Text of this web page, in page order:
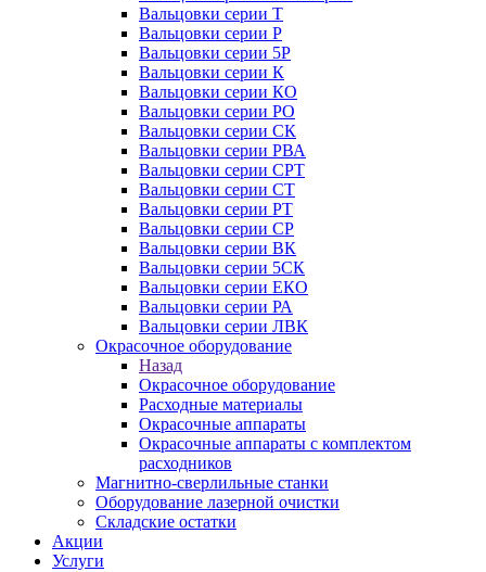
Вальцовки серии Т
Вальцовки серии Р
Вальцовки серии 5Р
Вальцовки серии К
Вальцовки серии КО
Вальцовки серии РО
Вальцовки серии СК
Вальцовки серии РВА
Вальцовки серии СРТ
Вальцовки серии СТ
Вальцовки серии РТ
Вальцовки серии СР
Вальцовки серии ВК
Вальцовки серии 5СК
Вальцовки серии ЕКО
Вальцовки серии РА
Вальцовки серии ЛВК
Окрасочное оборудование
Назад
Окрасочное оборудование
Расходные материалы
Окрасочные аппараты
Окрасочные аппараты с комплектом
расходников
Магнитно-сверлильные станки
Оборудование лазерной очистки
Складские остатки
Акции
Услуги